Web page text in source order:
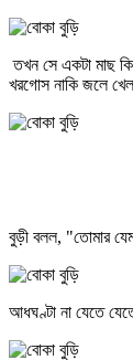
তখন সে একটা মাছ
খরগোস নাকি জলে
বুড়ী বলল, "তোমার
আধঘণ্টা না যেতে